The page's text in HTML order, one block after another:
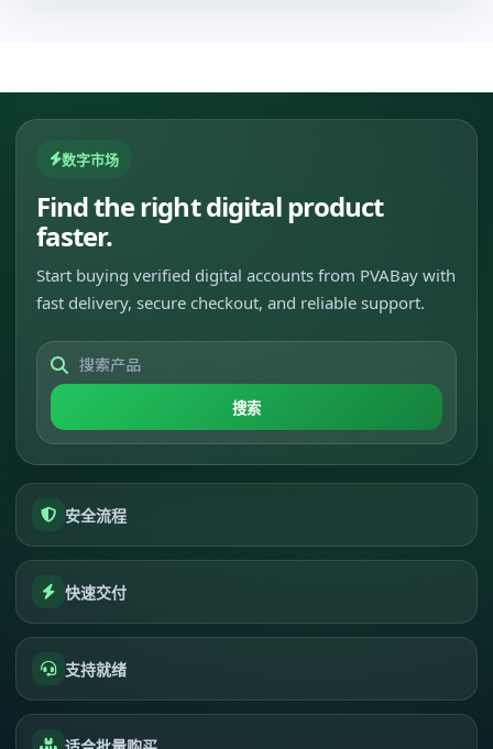
数字市场
Find the right digital product
faster.
Start buying verified digital accounts from PVABay with
fast delivery, secure checkout, and reliable support.
搜索
安全流程
快速交付
支持就绪